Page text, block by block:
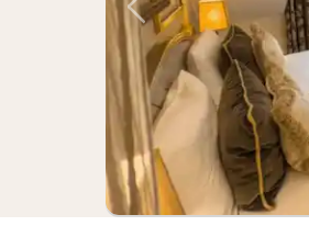
Vorige foto